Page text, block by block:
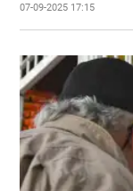
07-09-2025 17:15